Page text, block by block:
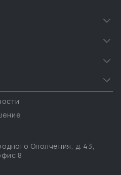
Ополчения, д. 43,
8